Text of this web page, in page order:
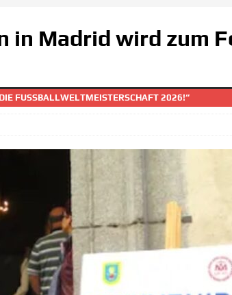
in Madrid wird zum
FUSSBALLWELTMEISTERSCHAFT 2026!“